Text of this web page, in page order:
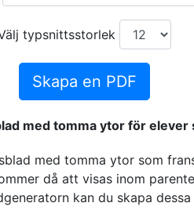
typsnittsstorlek
Skapa en PDF
med tomma ytor för elever
med tomma ytor som
då att visas inom
kan du skapa